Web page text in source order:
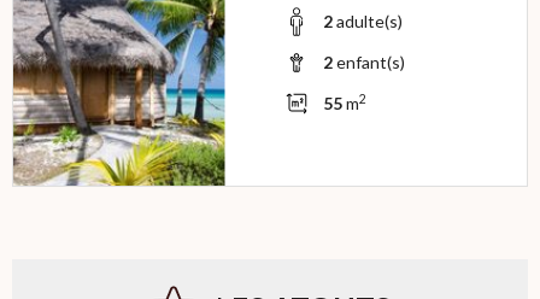
2adulte(s)
2enfant(s)
55m2